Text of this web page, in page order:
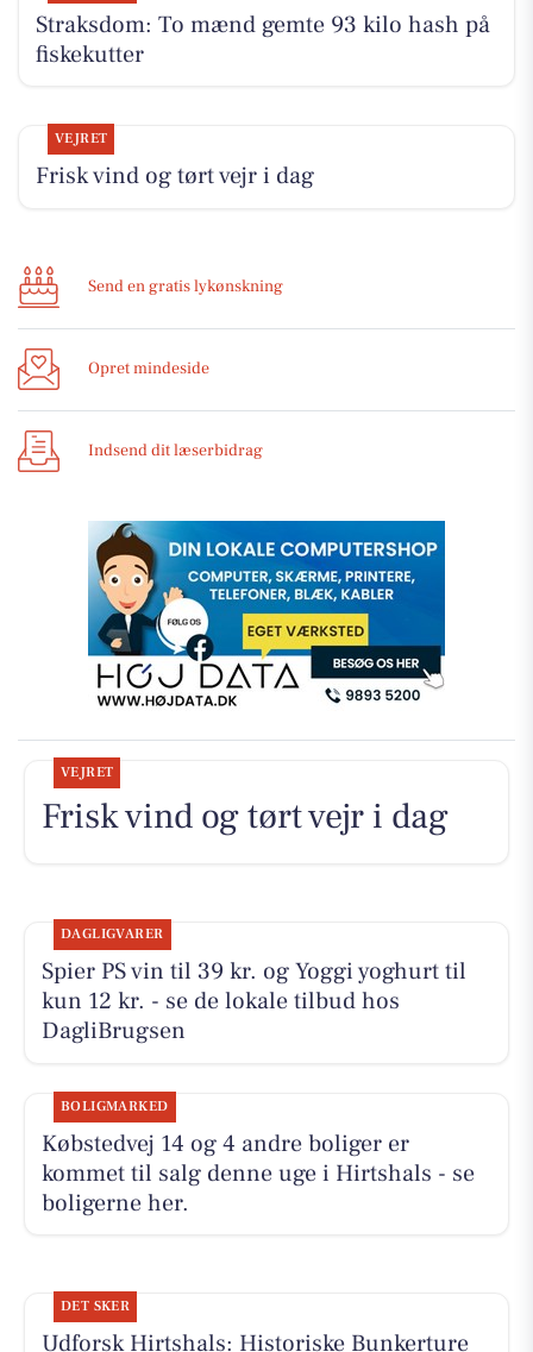
Straksdom: To mænd gemte 93 kilo hash på
fiskekutter
VEJRET
Frisk vind og tørt vejr i dag
Send en gratis lykønskning
Opret mindeside
Indsend dit læserbidrag
VEJRET
Frisk vind og tørt vejr i dag
DAGLIGVARER
Spier PS vin til 39 kr. og Yoggi yoghurt til
kun 12 kr. - se de lokale tilbud hos
DagliBrugsen
BOLIGMARKED
Købstedvej 14 og 4 andre boliger er
kommet til salg denne uge i Hirtshals - se
boligerne her.
DET SKER
Udforsk Hirtshals: Historiske Bunkerture